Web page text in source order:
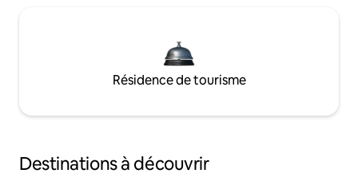
Résidence de tourisme
Destinations à découvrir